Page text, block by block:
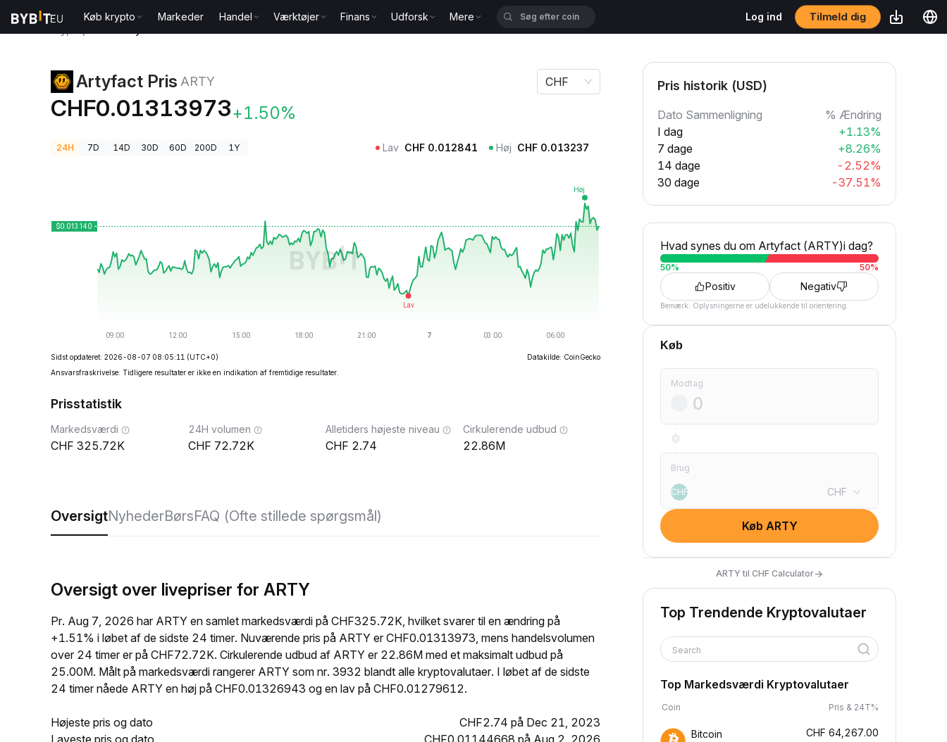
Køb krypto Markeder Handel Værktøjer Finans Udforsk Mere Log ind Tilmeld dig
Artyfact Pris ARTY
CHF0.01313973+1.50%
CHF
24H 7D 14D 30D 60D 200D 1Y Lav CHF 0.012841 Høj CHF 0.013237
Sidst opdateret: 2026-08-07 08:05:11 (UTC+0)
Datakilde: CoinGecko
Ansvarsfraskrivelse: Tidligere resultater er ikke en indikation af fremtidige resultater.
Prisstatistik
Markedsværdi
325.72K
24H volumen
72.72K
Alletiders højeste niveau
2.74
Cirkulerende udbud
22.86M
OversigtNyhederBørsFAQ (Ofte stillede spørgsmål)
Oversigt over livepriser for ARTY
Pr. Aug 7, 2026 har ARTY en samlet markedsværdi på CHF325.72K, hvilket svarer til en ændring på
+1.51% i løbet af de sidste 24 timer. Nuværende pris på ARTY er CHF0.01313973, mens handelsvolumen
over 24 timer er på CHF72.72K. Cirkulerende udbud af ARTY er 22.86M med et maksimalt udbud på
25.00M. Målt på markedsværdi rangerer ARTY som nr. 3932 blandt alle kryptovalutaer. I løbet af de sidste
24 timer nåede ARTY en høj på CHF0.01326943 og en lav på CHF0.01279612.
Højeste pris og dato
CHF2.74 på Dec 21, 2023
Laveste pris og dato
CHF0.01144668 på Aug 2, 2026
Pris historik (USD)
Dato Sammenligning
% Ændring
I dag
+1.13%
7 dage
+8.26%
14 dage
-2.52%
30 dage
-37.51%
Hvad synes du om Artyfact (ARTY)i dag?
50% 50%
Positiv Negativ
Bemærk: Oplysningerne er udelukkende til orientering.
Køb
Modtag
Brug
CHF CHF
Køb ARTY
ARTY til CHF Calculator→
Top Trendende Kryptovalutaer
Search
Top Markedsværdi Kryptovalutaer
Coin Pris & 24T%
Bitcoin CHF 64,267.00